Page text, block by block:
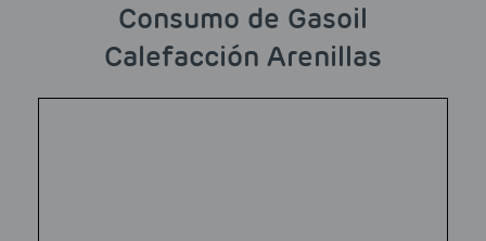
Consumo de Gasoil
Calefacción Arenillas